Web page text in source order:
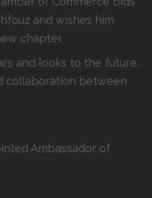
and wishes him
chapter.
and looks to the future,
collaboration between
Ambassador of